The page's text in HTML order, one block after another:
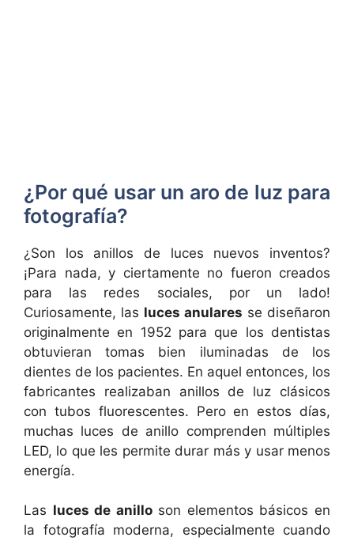
¿Por qué usar un aro de luz para
fotografía?
¿Son los anillos de luces nuevos inventos?
¡Para nada, y ciertamente no fueron creados
para las redes sociales, por un lado!
Curiosamente, las luces anulares se diseñaron
originalmente en 1952 para que los dentistas
obtuvieran tomas bien iluminadas de los
dientes de los pacientes. En aquel entonces, los
fabricantes realizaban anillos de luz clásicos
con tubos fluorescentes. Pero en estos días,
muchas luces de anillo comprenden múltiples
LED, lo que les permite durar más y usar menos
energía.
Las luces de anilloson elementos básicos en
la fotografía moderna, especialmente cuando